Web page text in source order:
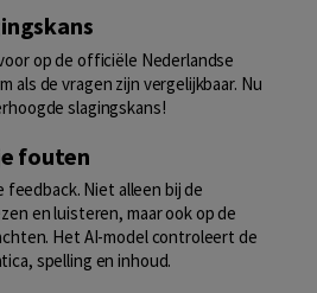
op de officiële Nederlandse
als de vragen zijn vergelijkbaar. Nu
slagingskans!
fouten
Niet alleen bij de
en luisteren, maar ook op de
Het AI-model controleert de
spelling en inhoud.